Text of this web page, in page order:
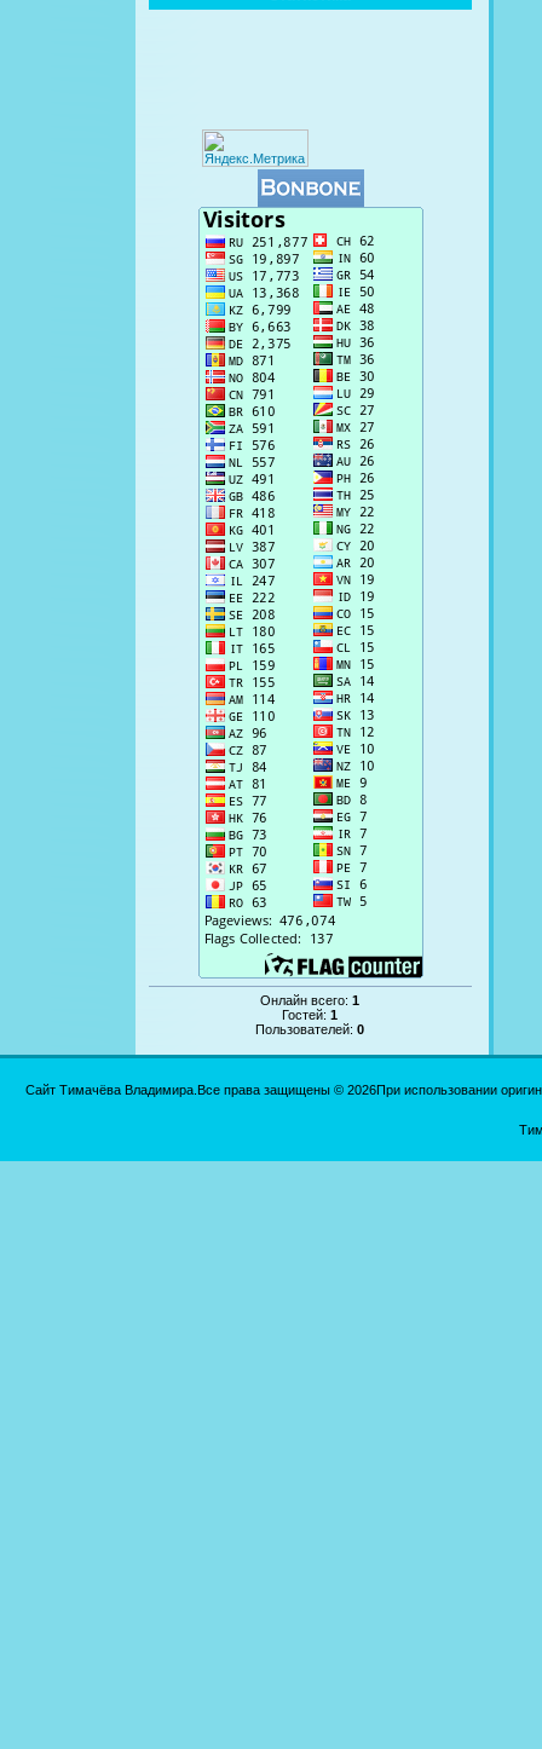
Онлайн всего:1
Гостей:1
Пользователей:0
Сайт Тимачёва Владимира.Все права защищены © 2026При использовании